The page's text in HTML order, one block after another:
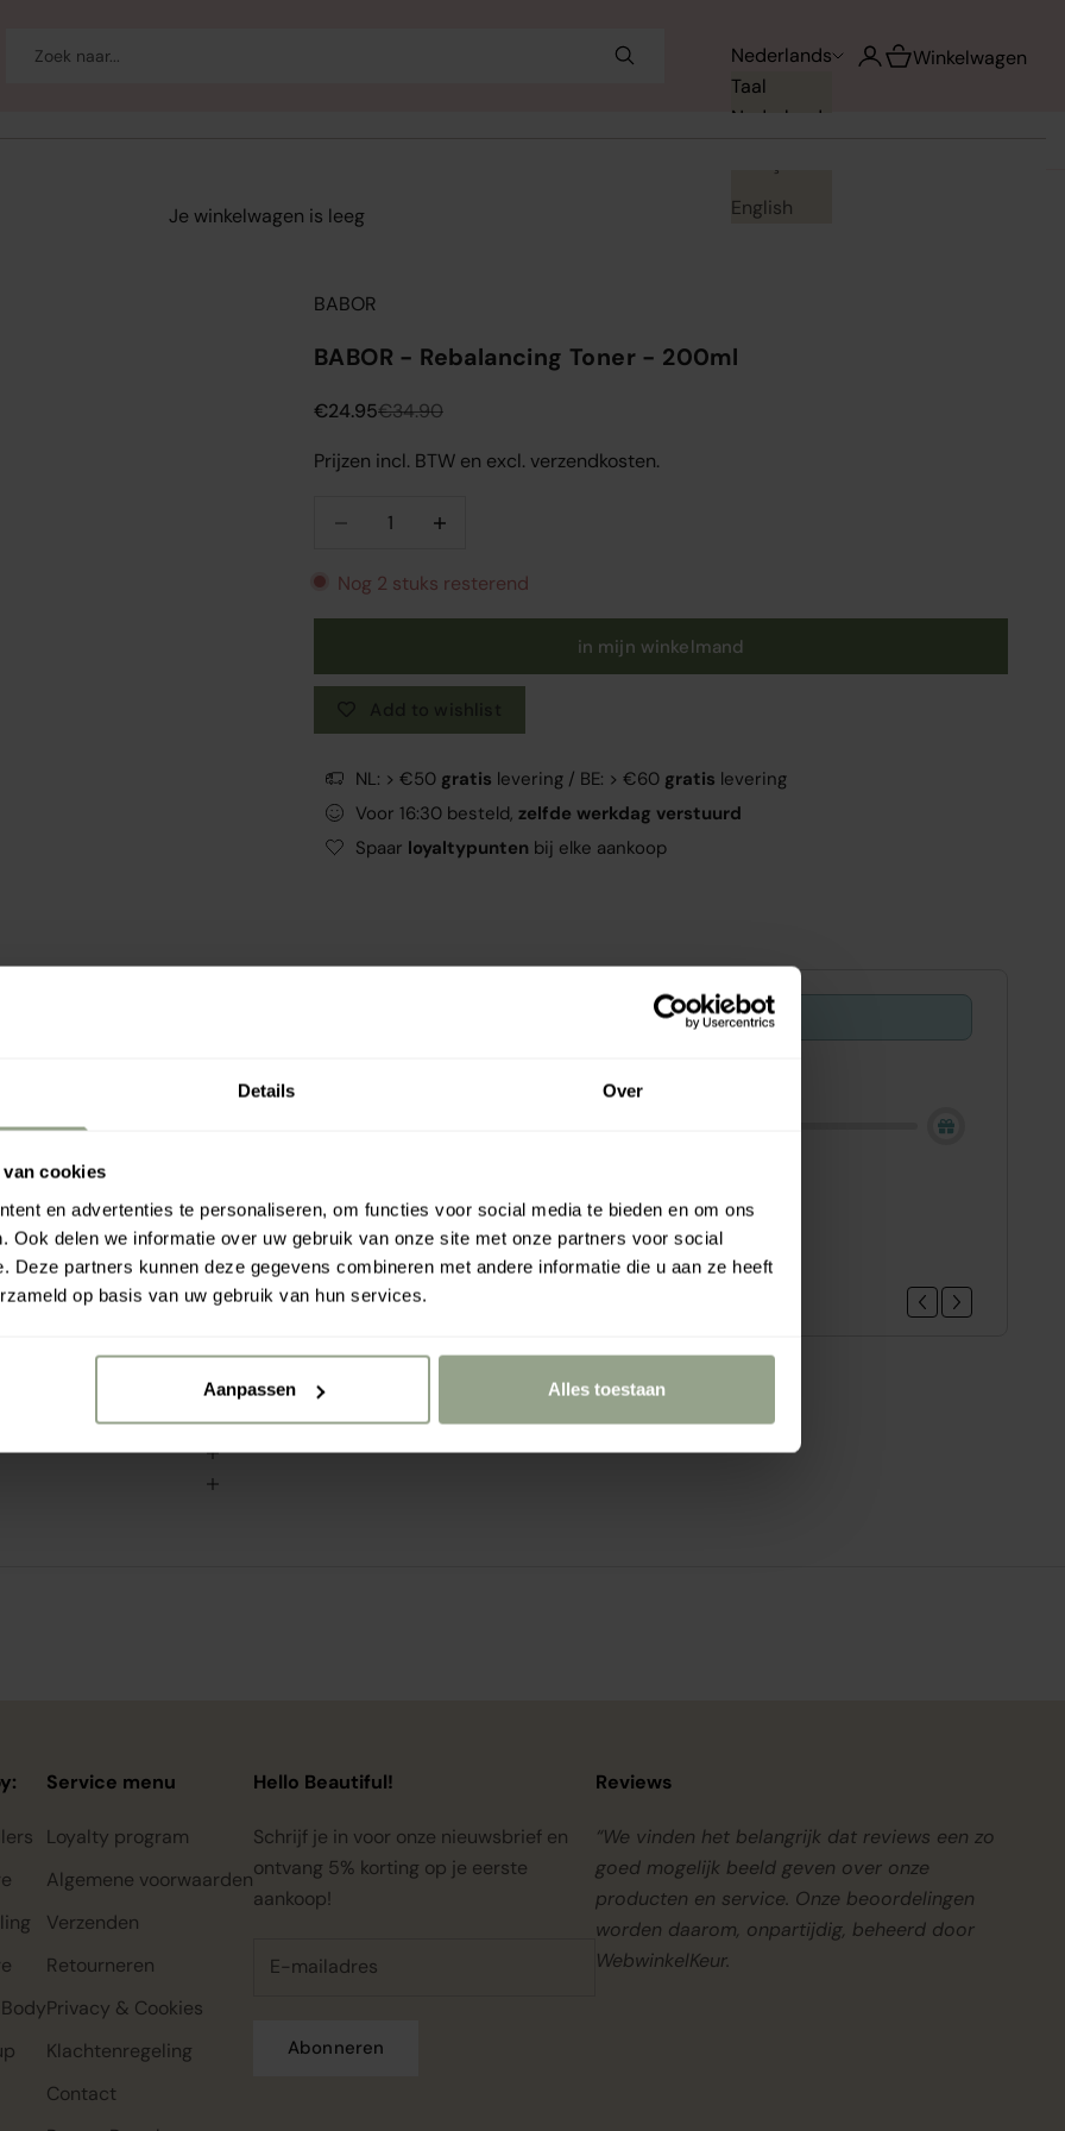
Details Over
cookies
en advertenties te personaliseren, om functies voor social media te bieden en om ons
Ook delen we informatie over uw gebruik van onze site met onze partners voor social
Deze partners kunnen deze gegevens combineren met andere informatie die u aan ze heeft
op basis van uw gebruik van hun services.
Aanpassen Alles toestaan
Nederlands
Taal
Nederlands
English
Accountpagina openen
Winkelwagen
Winkelwagen
Je winkelwagen is leeg
BABOR
BABOR - Rebalancing Toner - 200ml
Aanbiedingsprijs
€24.95Normale prijs
€34.90
Prijzen incl. BTW en excl. verzendkosten.
Aantal verlagen
Nog 2 stuks resterend
in mijn winkelmand
NL: > €50 gratis levering / BE: > €60 gratis levering
Voor 16:30 besteld, zelfde werkdag verstuurd
Spaar loyaltypunten bij elke aankoop
Offer ends in:29 : 48
Rahua aloe vera hair gel mini, 22ml
€0.00
€7.95
werkstoffen
natuurlijke
van buitenaf, zoals
Body
Service menu
Loyalty program
Algemene voorwaarden
Verzenden
Retourneren
Privacy & Cookies
Klachtenregeling
Contact
Hello Beautiful!
Schrijf je in voor onze nieuwsbrief en
ontvang 5% korting op je eerste
aankoop!
Abonneren
Reviews
“We vinden het belangrijk dat reviews een zo
goed mogelijk beeld geven over onze
producten en service. Onze beoordelingen
worden daarom, onpartijdig, beheerd door
WebwinkelKeur.
Rahua classic conditioner mini,
Rahua classic shampoo mini,
Rahua color full shampoo mini,